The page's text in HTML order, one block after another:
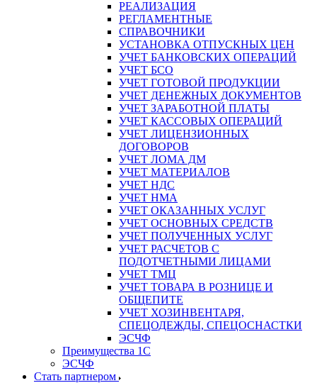
РЕАЛИЗАЦИЯ
РЕГЛАМЕНТНЫЕ
СПРАВОЧНИКИ
УСТАНОВКА ОТПУСКНЫХ ЦЕН
УЧЕТ БАНКОВСКИХ ОПЕРАЦИЙ
УЧЕТ БСО
УЧЕТ ГОТОВОЙ ПРОДУКЦИИ
УЧЕТ ДЕНЕЖНЫХ ДОКУМЕНТОВ
УЧЕТ ЗАРАБОТНОЙ ПЛАТЫ
УЧЕТ КАССОВЫХ ОПЕРАЦИЙ
УЧЕТ ЛИЦЕНЗИОННЫХ
ДОГОВОРОВ
УЧЕТ ЛОМА ДМ
УЧЕТ МАТЕРИАЛОВ
УЧЕТ НДС
УЧЕТ НМА
УЧЕТ ОКАЗАННЫХ УСЛУГ
УЧЕТ ОСНОВНЫХ СРЕДСТВ
УЧЕТ ПОЛУЧЕННЫХ УСЛУГ
УЧЕТ РАСЧЕТОВ С
ПОДОТЧЕТНЫМИ ЛИЦАМИ
УЧЕТ ТМЦ
УЧЕТ ТОВАРА В РОЗНИЦЕ И
ОБЩЕПИТЕ
УЧЕТ ХОЗИНВЕНТАРЯ,
СПЕЦОДЕЖДЫ, СПЕЦОСНАСТКИ
ЭСЧФ
Преимущества 1С
ЭСЧФ
Стать партнером